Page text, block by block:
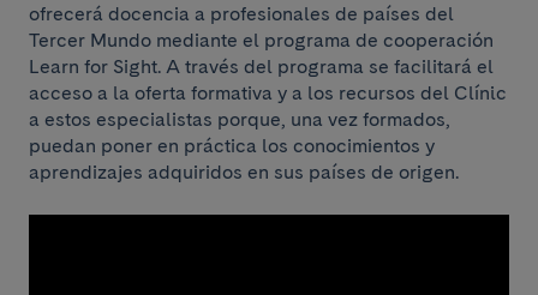
ofrecerá docencia a profesionales de países del
Tercer Mundo mediante el programa de cooperación
Learn for Sight. A través del programa se facilitará el
acceso a la oferta formativa y a los recursos del Clínic
a estos especialistas porque, una vez formados,
puedan poner en práctica los conocimientos y
aprendizajes adquiridos en sus países de origen.